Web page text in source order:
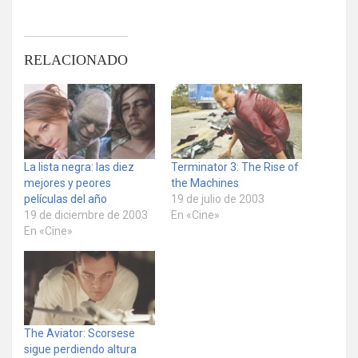
RELACIONADO
La lista negra: las diez
mejores y peores
películas del año
19 de diciembre de 2003
En «Cine»
Terminator 3: The Rise of
the Machines
19 de julio de 2003
En «Cine»
The Aviator: Scorsese
sigue perdiendo altura